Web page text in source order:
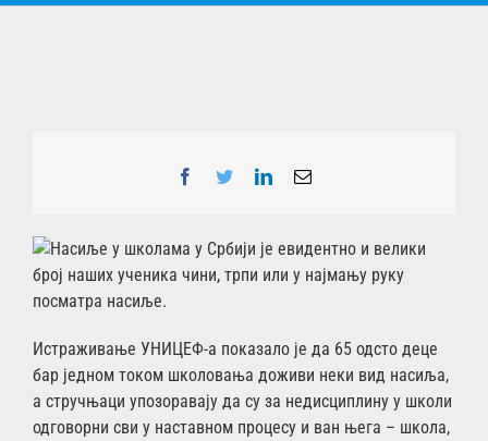
Facebook
TwitterLinkedInEmail
Насиље у школама у Србији је евидентно и велики
број наших ученика чини, трпи или у најмању руку
посматра насиље.
Истраживање УНИЦЕФ-а показало је да 65 одсто деце
бар једном током школовања доживи неки вид насиља,
а стручњаци упозоравају да су за недисциплину у школи
одговорни сви у наставном процесу и ван њега – школа,